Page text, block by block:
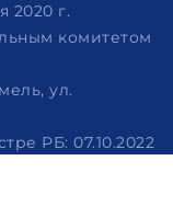
2020 г.
комитетом
ул.
РБ: 07.10.2022